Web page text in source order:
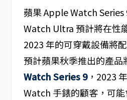
蘋果 Apple Watch
Watch Ultra 預計將在性
2023 年的可穿戴設備將
預計蘋果秋季推出的產
Watch Series 9，2023
Watch 手錶的顧客，可